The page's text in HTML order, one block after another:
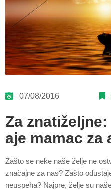
07/08/2016
Za
aje mamac za
Zašto se neke naše želje ne
značajne za nas? Zašto
neuspeha? Najpre, želje su